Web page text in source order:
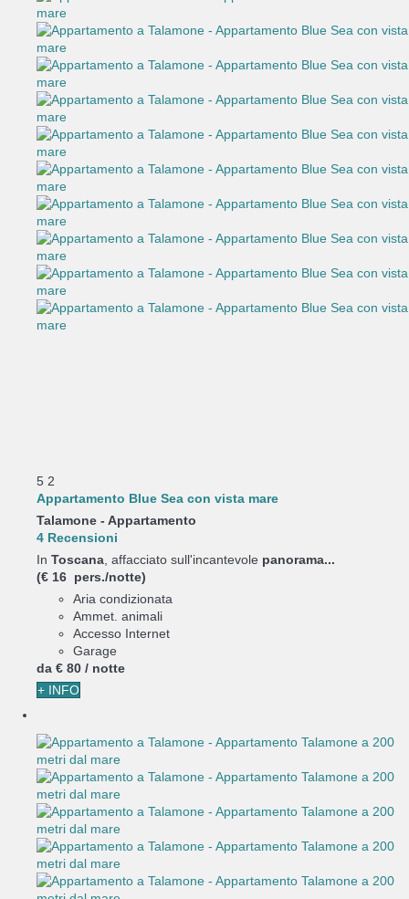
5 2
Appartamento Blue Sea con vista mare
Talamone - Appartamento
4 Recensioni
In Toscana , affacciato sull'incantevole panorama...
(€ 16 pers./notte)
Aria condizionata
Ammet. animali
Accesso Internet
Garage
da € 80 / notte
+ INFO